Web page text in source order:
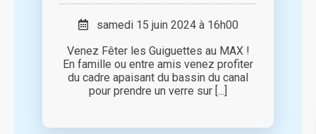
samedi 15 juin 2024 à 16h00
Venez Fêter les Guiguettes au MAX !
En famille ou entre amis venez profiter
du cadre apaisant du bassin du canal
pour prendre un verre sur [...]